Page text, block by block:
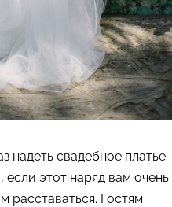
надеть свадебное платье
этот наряд вам очень
расставаться. Гостям